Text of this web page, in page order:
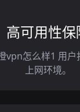
高可用性保
vpn怎么样1 用户
上网环境。